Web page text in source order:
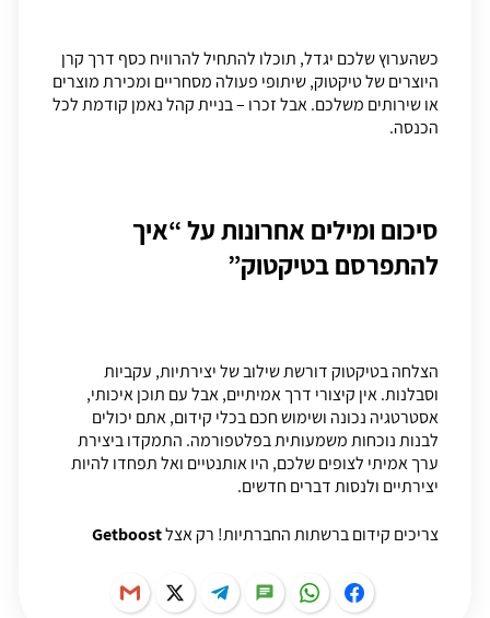
כשהערוץ שלכם יגדל, תוכלו להתחיל להרוויח כסף דרך קרן
היוצרים של טיקטוק, שיתופי פעולה מסחריים ומכירת מוצרים
או שירותים משלכם. אבל זכרו – בניית קהל נאמן קודמת לכל
הכנסה.
סיכום ומילים אחרונות על “איך
להתפרסם בטיקטוק”
הצלחה בטיקטוק דורשת שילוב של יצירתיות, עקביות
וסבלנות. אין קיצורי דרך אמיתיים, אבל עם תוכן איכותי,
אסטרטגיה נכונה ושימוש חכם בכלי קידום, אתם יכולים
לבנות נוכחות משמעותית בפלטפורמה. התמקדו ביצירת
ערך אמיתי לצופים שלכם, היו אותנטיים ואל תפחדו להיות
יצירתיים ולנסות דברים חדשים.
צריכים קידום ברשתות החברתיות! רק אצלGetboost